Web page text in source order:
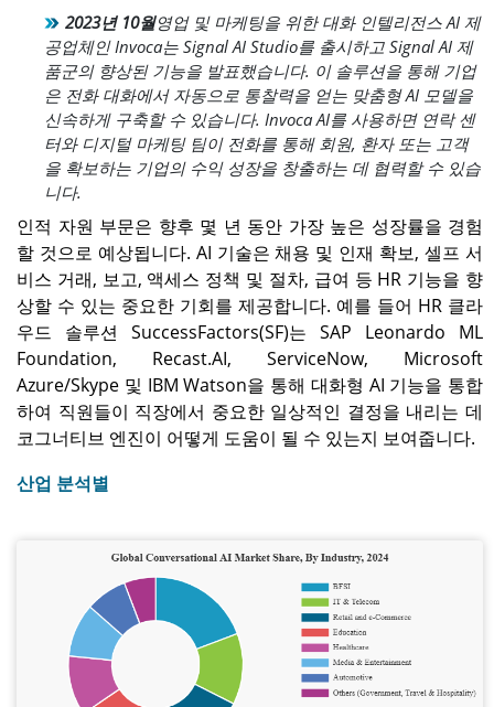
2023년 10월영업 및 마케팅을 위한 대화 인텔리전스 AI 제
공업체인 Invoca는 Signal AI Studio를 출시하고 Signal AI 제
품군의 향상된 기능을 발표했습니다. 이 솔루션을 통해 기업
은 전화 대화에서 자동으로 통찰력을 얻는 맞춤형 AI 모델을
신속하게 구축할 수 있습니다. Invoca AI를 사용하면 연락 센
터와 디지털 마케팅 팀이 전화를 통해 회원, 환자 또는 고객
을 확보하는 기업의 수익 성장을 창출하는 데 협력할 수 있습
니다.
인적 자원 부문은 향후 몇 년 동안 가장 높은 성장률을 경험
할 것으로 예상됩니다. AI 기술은 채용 및 인재 확보, 셀프 서
비스 거래, 보고, 액세스 정책 및 절차, 급여 등 HR 기능을 향
상할 수 있는 중요한 기회를 제공합니다. 예를 들어 HR 클라
우드 솔루션 SuccessFactors(SF)는 SAP Leonardo ML
Foundation, Recast.AI, ServiceNow, Microsoft
Azure/Skype 및 IBM Watson을 통해 대화형 AI 기능을 통합
하여 직원들이 직장에서 중요한 일상적인 결정을 내리는 데
코그너티브 엔진이 어떻게 도움이 될 수 있는지 보여줍니다.
산업 분석별